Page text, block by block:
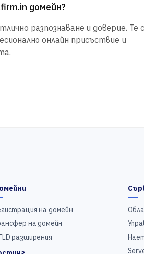
домейн?
разпознаване и доверие. Те
онлайн присъствие и
на домейн
на домейн
разширения